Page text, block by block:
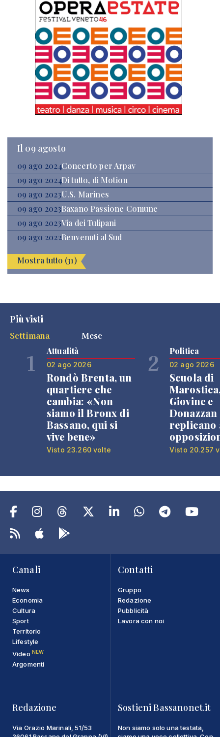
Il 09 agosto
09 ago 2024Concerto per Arpav
09 ago 2024Di tutto, di Motion
09 ago 2023U.S. Marines
09 ago 2023Baxano Passione Comune
09 ago 2023Via dei Tulipani
09 ago 2022Benvenuti al Sud
Mostra tutto (31)
Più visti
Settimana
Mese
1 Attualità
02 ago 2026
Rondò Brenta, un
quartiere che
cambia: «Non
siamo il Bronx di
Bassano, qui si
vive bene»
Visto 23.260 volte
2 Politica
02 ago 2026
Scuola di
Giovine e
Donazzan
replicano
Visto 20.257
Canali
News
Economia
Cultura
Sport
Territorio
Lifestyle
Video NEW
Argomenti
Contatti
Gruppo
Redazione
Pubblicità
Lavora con noi
Redazione
Via Orazio Marinali, 51/53
Sostieni Bassanonet.it
Non siamo solo una testata,